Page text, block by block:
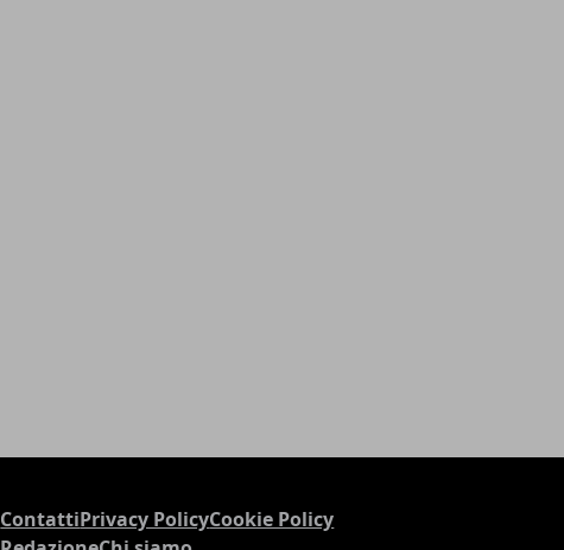
ContattiPrivacy PolicyCookie Policy